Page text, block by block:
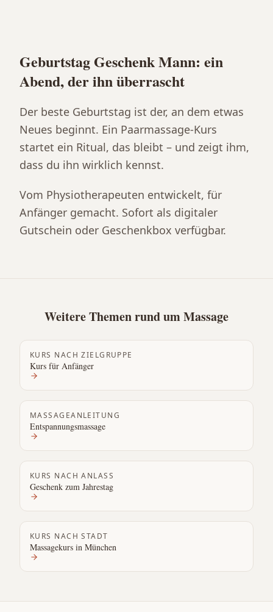
Geburtstag Geschenk Mann: ein
Abend, der ihn überrascht
Der beste Geburtstag ist der, an dem etwas
Neues beginnt. Ein Paarmassage-Kurs
startet ein Ritual, das bleibt – und zeigt ihm,
dass du ihn wirklich kennst.
Vom Physiotherapeuten entwickelt, für
Anfänger gemacht. Sofort als digitaler
Gutschein oder Geschenkbox verfügbar.
Weitere Themen rund um Massage
KURS NACH ZIELGRUPPE
Kurs für Anfänger
MASSAGEANLEITUNG
Entspannungsmassage
KURS NACH ANLASS
Geschenk zum Jahrestag
KURS NACH STADT
Massagekurs in München